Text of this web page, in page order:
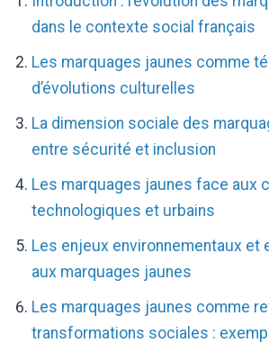
dans le contexte social français
Les marquages jaunes comme
d’évolutions culturelles
La dimension sociale des
entre sécurité et inclusion
Les marquages jaunes face aux
technologiques et urbains
Les enjeux environnementaux et
aux marquages jaunes
Les marquages jaunes comme
transformations sociales :